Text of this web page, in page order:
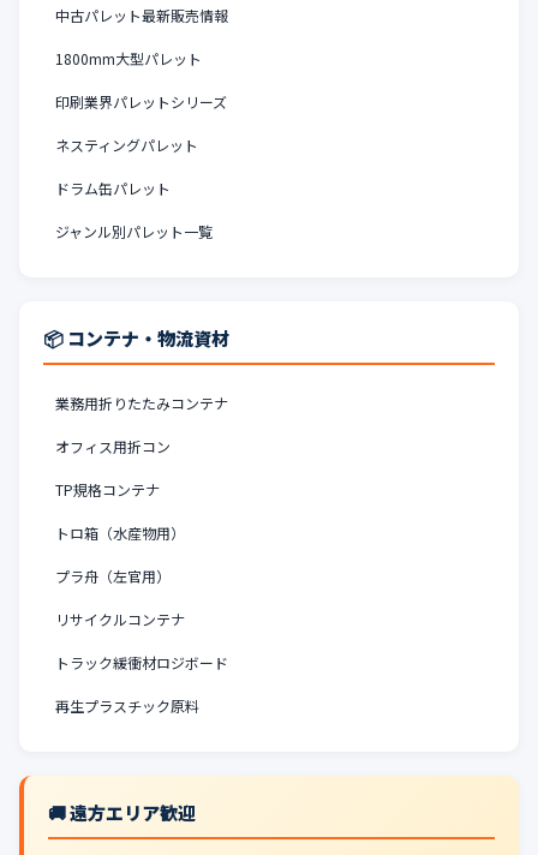
中古パレット最新販売情報
1800mm大型パレット
印刷業界パレットシリーズ
ネスティングパレット
ドラム缶パレット
ジャンル別パレット一覧
📦 コンテナ・物流資材
業務用折りたたみコンテナ
オフィス用折コン
TP規格コンテナ
トロ箱（水産物用）
プラ舟（左官用）
リサイクルコンテナ
トラック緩衝材ロジボード
再生プラスチック原料
🚚 遠方エリア歓迎